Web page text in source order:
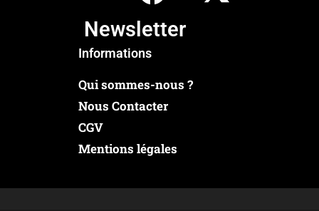
Newsletter
Informations
Qui sommes-nous ?
Nous Contacter
CGV
Mentions légales